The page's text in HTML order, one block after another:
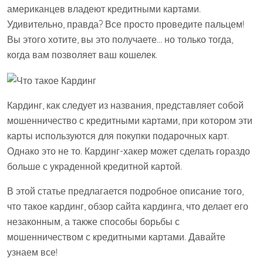
американцев владеют кредитными картами.
Удивительно, правда? Все просто проведите пальцем!
Вы этого хотите, вы это получаете… но только тогда,
когда вам позволяет ваш кошелек.
Кардинг, как следует из названия, представляет собой
мошенничество с кредитными картами, при котором эти
карты используются для покупки подарочных карт.
Однако это не то. Кардинг-хакер может сделать гораздо
больше с украденной кредитной картой.
В этой статье предлагается подробное описание того,
что такое кардинг, обзор сайта кардинга, что делает его
незаконным, а также способы борьбы с
мошенничеством с кредитными картами. Давайте
узнаем все!